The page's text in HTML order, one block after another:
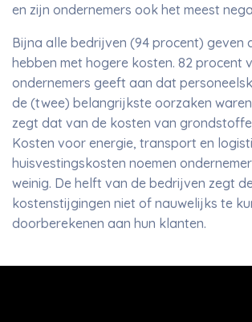
en zijn ondernemers ook het meest
Bijna alle bedrijven (94 procent) geven
hebben met hogere kosten. 82 procent
ondernemers geeft aan dat
de (twee) belangrijkste oorzaken
zegt dat van de kosten van
Kosten voor energie, transport en
huisvestingskosten noemen
weinig. De helft van de bedrijven zegt
kostenstijgingen niet of nauwelijks te
doorberekenen aan hun klanten.